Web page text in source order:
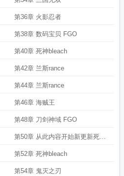
第36章 火影忍者
第38章 数码宝贝 FGO
第40章 死神bleach
第42章 兰斯rance
第44章 兰斯rance
第46章 海贼王
第48章 刀剑神域 FGO
第50章 从此内容开始新更新死神
bleach
第52章 死神bleach
第54章 鬼灭之刃